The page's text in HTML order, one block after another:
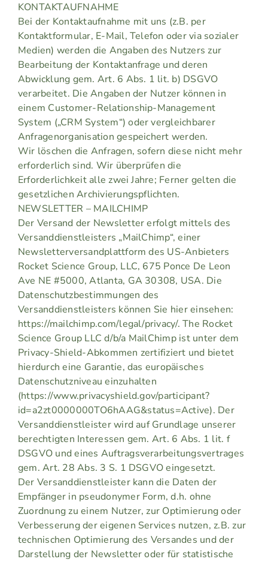
KONTAKTAUFNAHME
Bei der Kontaktaufnahme mit uns (z.B. per
Kontaktformular, E-Mail, Telefon oder via sozialer
Medien) werden die Angaben des Nutzers zur
Bearbeitung der Kontaktanfrage und deren
Abwicklung gem. Art. 6 Abs. 1 lit. b) DSGVO
verarbeitet. Die Angaben der Nutzer können in
einem Customer-Relationship-Management
System („CRM System“) oder vergleichbarer
Anfragenorganisation gespeichert werden.
Wir löschen die Anfragen, sofern diese nicht mehr
erforderlich sind. Wir überprüfen die
Erforderlichkeit alle zwei Jahre; Ferner gelten die
gesetzlichen Archivierungspflichten.
NEWSLETTER – MAILCHIMP
Der Versand der Newsletter erfolgt mittels des
Versanddienstleisters „MailChimp“, einer
Newsletterversandplattform des US-Anbieters
Rocket Science Group, LLC, 675 Ponce De Leon
Ave NE #5000, Atlanta, GA 30308, USA. Die
Datenschutzbestimmungen des
Versanddienstleisters können Sie hier einsehen:
https://mailchimp.com/legal/privacy/. The Rocket
Science Group LLC d/b/a MailChimp ist unter dem
Privacy-Shield-Abkommen zertifiziert und bietet
hierdurch eine Garantie, das europäisches
Datenschutzniveau einzuhalten
(https://www.privacyshield.gov/participant?
id=a2zt0000000TO6hAAG&status=Active). Der
Versanddienstleister wird auf Grundlage unserer
berechtigten Interessen gem. Art. 6 Abs. 1 lit. f
DSGVO und eines Auftragsverarbeitungsvertrages
gem. Art. 28 Abs. 3 S. 1 DSGVO eingesetzt.
Der Versanddienstleister kann die Daten der
Empfänger in pseudonymer Form, d.h. ohne
Zuordnung zu einem Nutzer, zur Optimierung oder
Verbesserung der eigenen Services nutzen, z.B. zur
technischen Optimierung des Versandes und der
Darstellung der Newsletter oder für statistische